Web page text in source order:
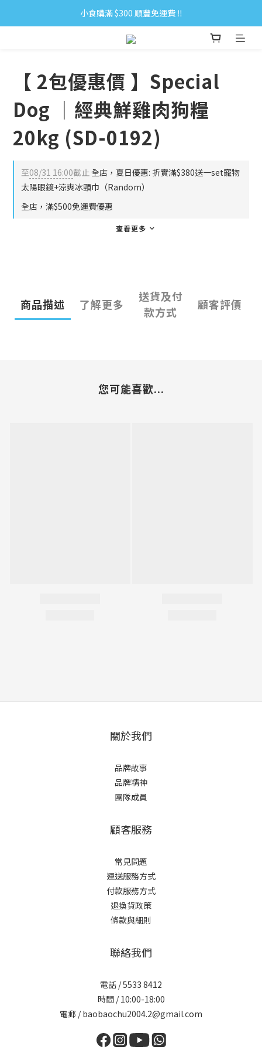
小食購滿 $300 順豐免運費 ‼
小食購滿 $300 順豐免運費 ‼
全單購滿 $500 免運費 ♥︎ 會員積分回贈 $1＝1Pt.
【 2包優惠價 】Special
Dog ｜經典鮮雞肉狗糧
20kg (SD-0192)
至08/31 16:00截止全店，夏日優惠: 折實滿$380送一set寵物
太陽眼鏡+涼爽冰頸巾（Random）
全店，滿$500免運費優惠
查看更多
商品描述 了解更多
送貨及付
款方式
顧客評價
您可能喜歡...
關於我們
品牌故事
品牌精神
團隊成員
顧客服務
常見問題
運送服務方式
付款服務方式
退換貨政策
條款與細則
聯絡我們
電話 / 5533 8412
時間 / 10:00-18:00
電郵 / baobaochu2004.2@gmail.com